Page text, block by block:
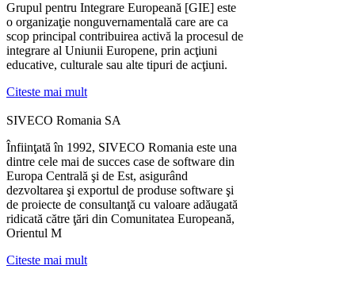
Grupul pentru Integrare Europeană [GIE] este
o organizaţie nonguvernamentală care are ca
scop principal contribuirea activă la procesul de
integrare al Uniunii Europene, prin acţiuni
educative, culturale sau alte tipuri de acţiuni.
Citeste mai mult
SIVECO Romania SA
Înfiinţată în 1992, SIVECO Romania este una
dintre cele mai de succes case de software din
Europa Centrală şi de Est, asigurând
dezvoltarea şi exportul de produse software şi
de proiecte de consultanţă cu valoare adăugată
ridicată către ţări din Comunitatea Europeană,
Orientul M
Citeste mai mult